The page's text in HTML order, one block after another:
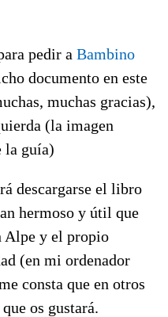
pedir a Bambino
documento en este
muchas gracias),
(la imagen
la guía)
descargarse el libro
hermoso y útil que
Alpe y el propio
(en mi ordenador
consta que en otros
os gustará.